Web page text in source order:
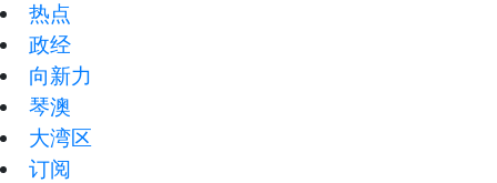
热点
政经
向新力
琴澳
大湾区
订阅